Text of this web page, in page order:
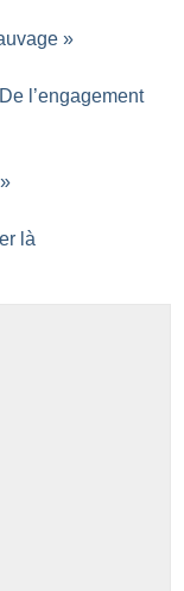
»
De l’engagement
»
là